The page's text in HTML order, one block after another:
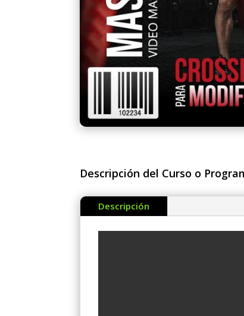
Descripción del Curso o
Descripción